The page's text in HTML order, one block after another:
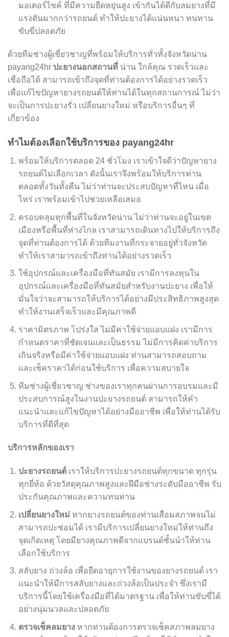
มอเตอร์ไซค์ ที่มีความยืดหยุ่นสูง เข้ากันได้ดีกับลมยางที่มี
แรงดันมากกว่ารถยนต์ ทำให้ปะยางได้แน่นหนา ทนทาน
ขับขี่ปลอดภัย
ด้วยทีมช่างผู้เชี่ยวชาญที่พร้อมให้บริการทั่วทั้งจังหวัดน่าน
payang24hr ปะยางนอกสถานที่ น่าน ใกล้คุณ รวดเร็วและ
เชื่อถือได้ สามารถเข้าถึงจุดที่ท่านต้องการได้อย่างรวดเร็ว
เพื่อแก้ไขปัญหายางรถยนต์ให้ท่านได้ในทุกสถานการณ์ ไม่ว่า
จะเป็นการปะยางรั่ว เปลี่ยนยางใหม่ หรือบริการอื่นๆ ที่
เกี่ยวข้อง
ทำไมต้องเลือกใช้บริการของ payang24hr
พร้อมให้บริการตลอด 24 ชั่วโมง เราเข้าใจดีว่าปัญหายาง
รถยนต์ไม่เลือกเวลา ดังนั้นเราจึงพร้อมให้บริการท่าน
ตลอดทั้งวันทั้งคืน ไม่ว่าท่านจะประสบปัญหาที่ไหน เมื่อ
ไหร่ เราพร้อมเข้าไปช่วยเหลือเสมอ
ครอบคลุมทุกพื้นที่ในจังหวัดน่าน ไม่ว่าท่านจะอยู่ในเขต
เมืองหรือพื้นที่ห่างไกล เราสามารถเดินทางไปให้บริการถึง
จุดที่ท่านต้องการได้ ด้วยทีมงานที่กระจายอยู่ทั่วจังหวัด
ทำให้เราสามารถเข้าถึงท่านได้อย่างรวดเร็ว
ใช้อุปกรณ์และเครื่องมือที่ทันสมัย เรามีการลงทุนใน
อุปกรณ์และเครื่องมือที่ทันสมัยสำหรับงานปะยาง เพื่อให้
มั่นใจว่าจะสามารถให้บริการได้อย่างมีประสิทธิภาพสูงสุด
ทำให้งานเสร็จเร็วและมีคุณภาพดี
ราคามิตรภาพ โปร่งใส ไม่มีค่าใช้จ่ายแอบแฝง เรามีการ
กำหนดราคาที่ชัดเจนและเป็นธรรม ไม่มีการคิดค่าบริการ
เกินจริงหรือมีค่าใช้จ่ายแอบแฝง ท่านสามารถสอบถาม
และเช็คราคาได้ก่อนใช้บริการ เพื่อความสบายใจ
ทีมช่างผู้เชี่ยวชาญ ช่างของเราทุกคนผ่านการอบรมและมี
ประสบการณ์สูงในงานปะยางรถยนต์ สามารถให้คำ
แนะนำและแก้ไขปัญหาได้อย่างมืออาชีพ เพื่อให้ท่านได้รับ
บริการที่ดีที่สุด
บริการหลักของเรา
ปะยางรถยนต์เราให้บริการปะยางรถยนต์ทุกขนาด ทุกรุ่น
ทุกยี่ห้อ ด้วยวัสดุคุณภาพสูงและฝีมือช่างระดับมืออาชีพ รับ
ประกันคุณภาพและความทนทาน
เปลี่ยนยางใหม่ หากยางรถยนต์ของท่านเสื่อมสภาพจนไม่
สามารถปะซ่อมได้ เรามีบริการเปลี่ยนยางใหม่ให้ท่านถึง
จุดเกิดเหตุ โดยมียางคุณภาพดีจากแบรนด์ชั้นนำให้ท่าน
เลือกใช้บริการ
สลับยาง ถ่วงล้อ เพื่อยืดอายุการใช้งานของยางรถยนต์ เรา
แนะนำให้มีการสลับยางและถ่วงล้อเป็นประจำ ซึ่งเรามี
บริการนี้โดยใช้เครื่องมือที่ได้มาตรฐาน เพื่อให้ท่านขับขี่ได้
อย่างนุ่มนวลและปลอดภัย
ตรวจเช็คลมยางหากท่านต้องการตรวจเช็คสภาพลมยาง